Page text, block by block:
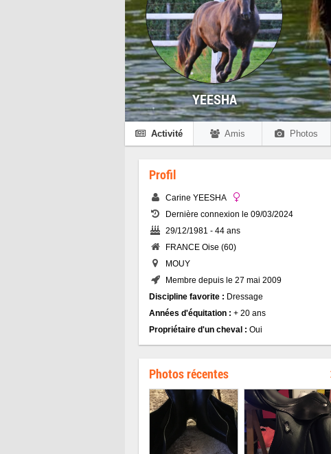
YEESHA
Activité Amis Photos
Profil
Carine YEESHA
Dernière connexion le 09/03/2024
29/12/1981 - 44 ans
FRANCE Oise (60)
MOUY
Membre depuis le 27 mai 2009
Discipline favorite : Dressage
Années d'équitation : + 20 ans
Propriétaire d'un cheval : Oui
Photos récentes